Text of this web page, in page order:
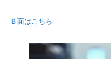
Ｂ面はこちら